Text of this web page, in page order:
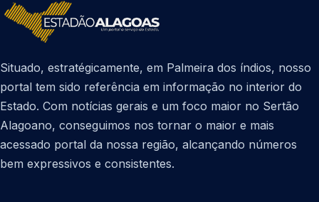
Situado, estratégicamente, em Palmeira dos índios, nosso
portal tem sido referência em informação no interior do
Estado. Com notícias gerais e um foco maior no Sertão
Alagoano, conseguimos nos tornar o maior e mais
acessado portal da nossa região, alcançando números
bem expressivos e consistentes.